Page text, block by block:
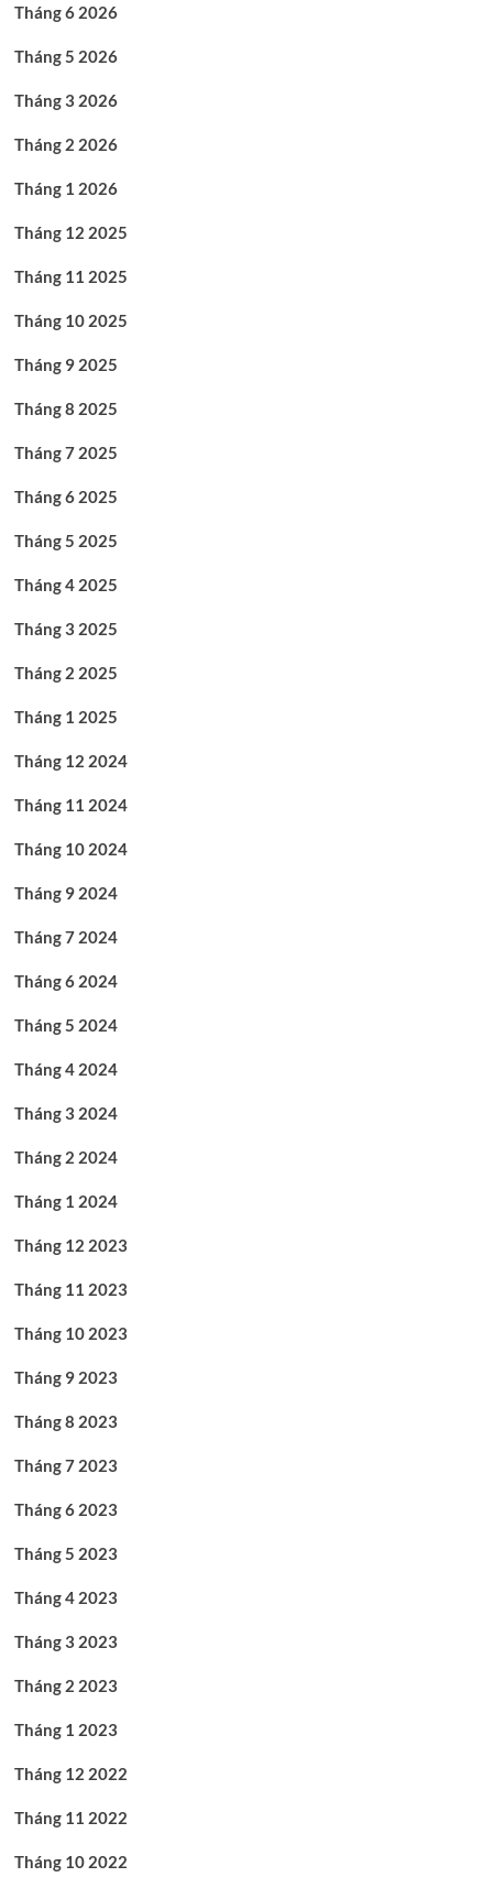
Tháng 6 2026
Tháng 5 2026
Tháng 3 2026
Tháng 2 2026
Tháng 1 2026
Tháng 12 2025
Tháng 11 2025
Tháng 10 2025
Tháng 9 2025
Tháng 8 2025
Tháng 7 2025
Tháng 6 2025
Tháng 5 2025
Tháng 4 2025
Tháng 3 2025
Tháng 2 2025
Tháng 1 2025
Tháng 12 2024
Tháng 11 2024
Tháng 10 2024
Tháng 9 2024
Tháng 7 2024
Tháng 6 2024
Tháng 5 2024
Tháng 4 2024
Tháng 3 2024
Tháng 2 2024
Tháng 1 2024
Tháng 12 2023
Tháng 11 2023
Tháng 10 2023
Tháng 9 2023
Tháng 8 2023
Tháng 7 2023
Tháng 6 2023
Tháng 5 2023
Tháng 4 2023
Tháng 3 2023
Tháng 2 2023
Tháng 1 2023
Tháng 12 2022
Tháng 11 2022
Tháng 10 2022